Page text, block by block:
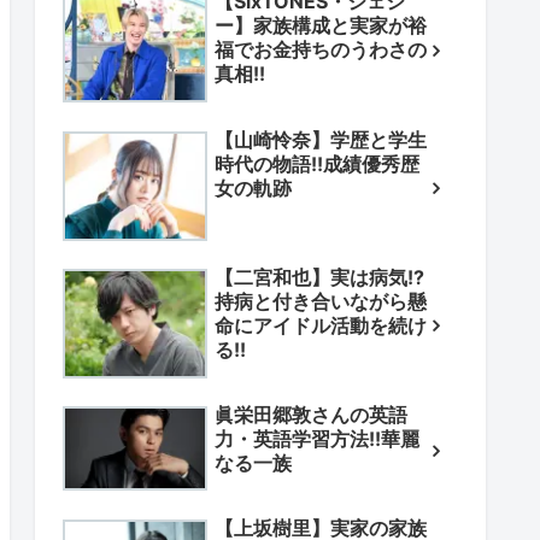
ー】家族構成と実家が裕
福でお金持ちのうわさの
真相!!
【山崎怜奈】学歴と学生
時代の物語!!成績優秀歴
女の軌跡
【二宮和也】実は病気!?
持病と付き合いながら懸
命にアイドル活動を続け
る!!
眞栄田郷敦さんの英語
力・英語学習方法!!華麗
なる一族
【上坂樹里】実家の家族